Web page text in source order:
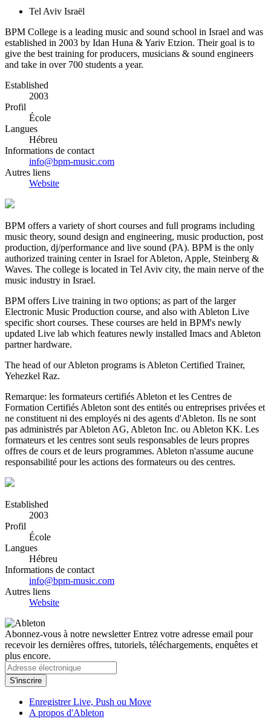
Tel Aviv Israël
BPM College is a leading music and sound school in Israel and was
established in 2003 by Idan Huna & Yariv Etzion. Their goal is to
give the best training for producers, musicians & sound engineers
and take in over 700 students a year.
Established
2003
Profil
École
Langues
Hébreu
Informations de contact
info@bpm-music.com
Autres liens
Website
BPM offers a variety of short courses and full programs including
music theory, sound design and engineering, music production, post
production, dj/performance and live sound (PA). BPM is the only
authorized training center in Israel for Ableton, Apple, Steinberg &
Waves. The college is located in Tel Aviv city, the main nerve of the
music industry in Israel.
BPM offers Live training in two options; as part of the larger
Electronic Music Production course, and also with Ableton Live
specific short courses. These courses are held in BPM's newly
updated Live lab which features newly installed Imacs and Ableton
partner hardware.
The head of our Ableton programs is Ableton Certified Trainer,
Yehezkel Raz.
Remarque: les formateurs certifiés Ableton et les Centres de
Formation Certifiés Ableton sont des entités ou entreprises privées et
ne constituent ni des employés ni des agents d'Ableton. Ils ne sont
pas administrés par Ableton AG, Ableton Inc. ou Ableton KK. Les
formateurs et les centres sont seuls responsables de leurs propres
offres de cours et de leurs programmes. Ableton n'assume aucune
responsabilité pour les actions des formateurs ou des centres.
Established
2003
Profil
École
Langues
Hébreu
Informations de contact
info@bpm-music.com
Autres liens
Website
Abonnez-vous à notre newsletterEntrez votre adresse email pour
recevoir les dernières offres, tutoriels, téléchargements, enquêtes et
plus encore.
Enregistrer Live, Push ou Move
A propos d'Ableton